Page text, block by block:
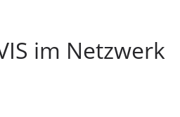
im Netzwerk